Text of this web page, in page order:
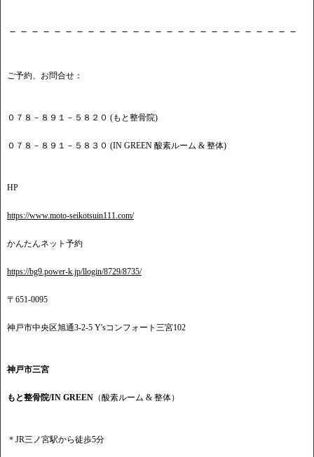
－－－－－－－－－－－－－－－－－－－－－－－－－－
ご予約、お問合せ：
０７８－８９１－５８２０ (もと整骨院)
０７８－８９１－５８３０ (IN GREEN 酸素ルーム & 整体)
HP
https://www.moto-seikotsuin111.com/
かんたんネット予約
https://bg9.power-k.jp/llogin/8729/8735/
〒651-0095
神戸市中央区旭通3-2-5 Y'sコンフォート三宮102
神戸市三宮
もと整骨院/IN GREEN （酸素ルーム & 整体）
＊JR三ノ宮駅から徒歩5分